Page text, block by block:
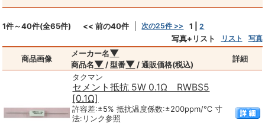
1件～40件(全65件) << 前の40件 次の25件 >> 1 |2
写真+リスト リスト 写真
商品画像
メーカー名▼
商品名▼ / 型番▼ / 通販価格(税込)
詳細
タクマン
セメント抵抗 5W 0.1Ω RWBS5
[0.1Ω]
許容差:±5% 抵抗温度係数:±200ppm/℃ 寸
法:リンク参照